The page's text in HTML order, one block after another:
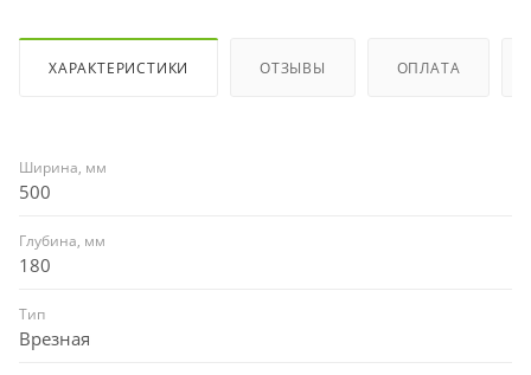
ХАРАКТЕРИСТИКИ ОТЗЫВЫ ОПЛАТА
Ширина, мм
500
Глубина, мм
180
Тип
Врезная